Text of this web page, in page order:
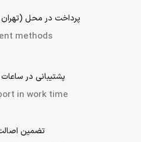
پرداخت در محل
methods
پشتیبانی در ساعات
in work time
تضمین